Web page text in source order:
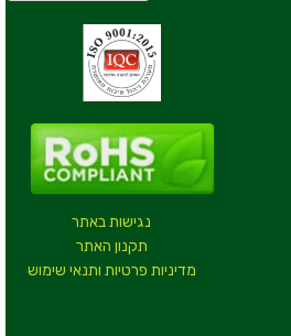
נגישות באתר
תקנון האתר
מדיניות פרטיות ותנאי שימוש